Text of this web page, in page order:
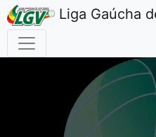
Liga Gaúcha